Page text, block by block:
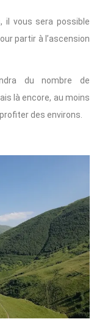
il vous sera possible
partir à l’ascension
du nombre de
là encore, au moins
des environs.